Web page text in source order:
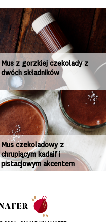
Mus z gorzkiej czekolady z
dwóch składników
Mus czekoladowy z
chrupiącym kadaif i
pistacjowym akcentem